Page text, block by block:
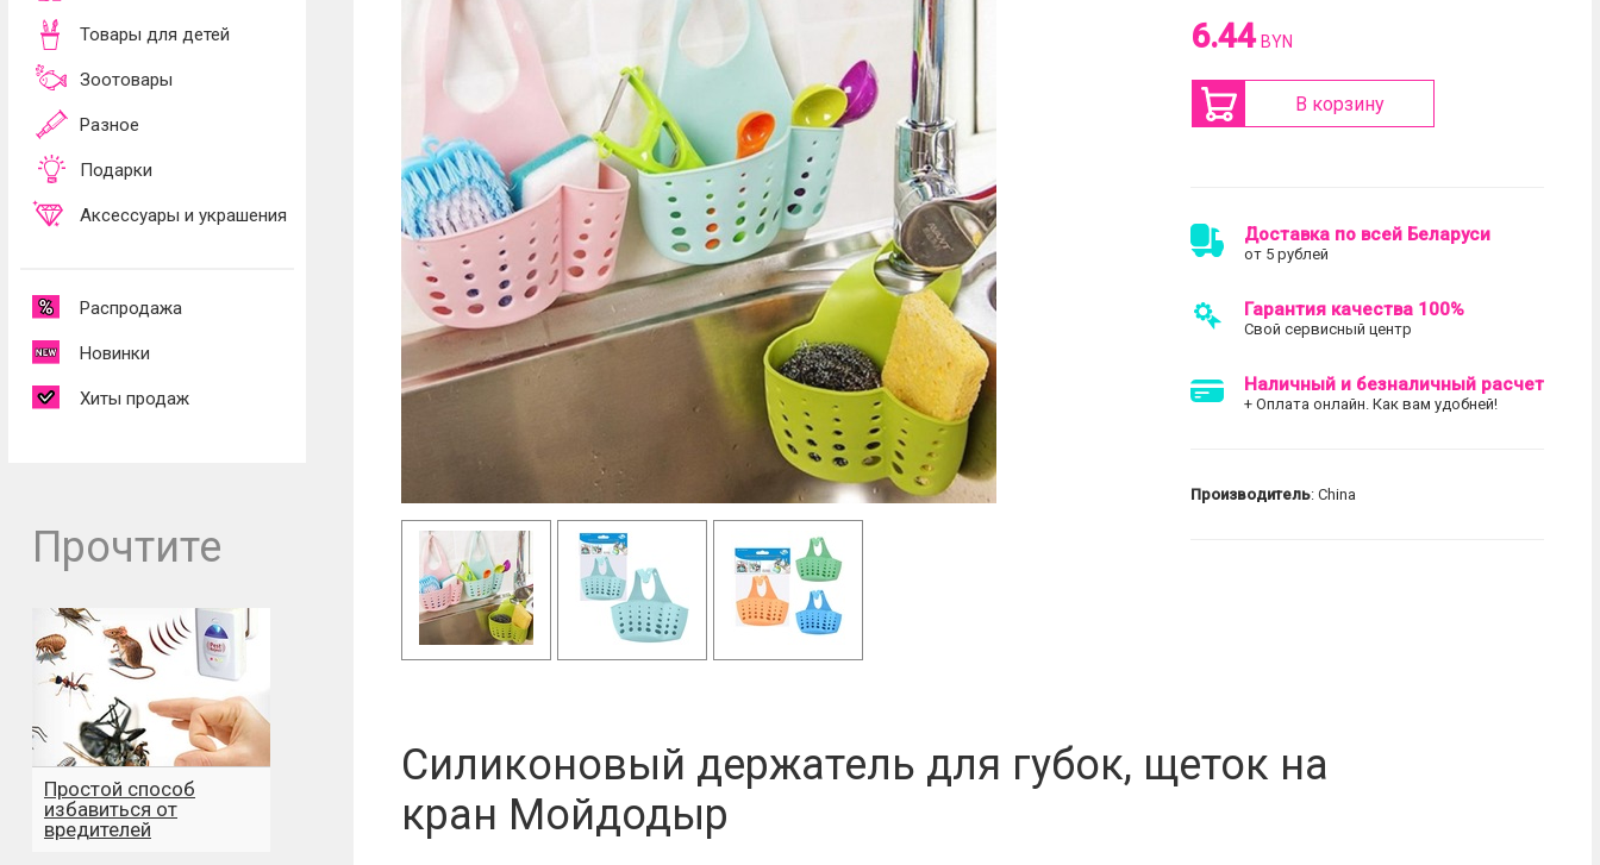
Товары для детей
Зоотовары
Разное
Подарки
Аксессуары и украшения
Распродажа
Новинки
Хиты продаж
Прочтите
Простой способ
избавиться от
вредителей
6.44 BYN
В корзину
Доставка по всей Беларуси
от 5 рублей
Гарантия качества 100%
Свой сервисный центр
Наличный и безналичный расчет
+ Оплата онлайн. Как вам удобней!
Производитель: China
Силиконовый держатель для губок, щеток на
кран Мойдодыр